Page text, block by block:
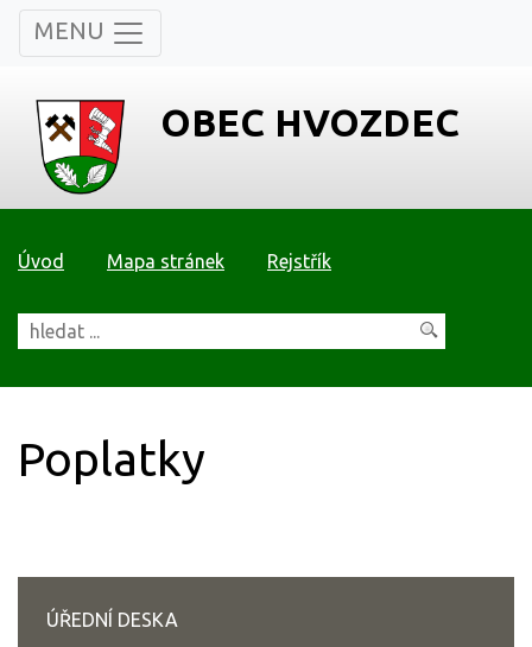
MENU
OBEC HVOZDEC
Úvod Mapa stránek Rejstřík
Poplatky
ÚŘEDNÍ DESKA